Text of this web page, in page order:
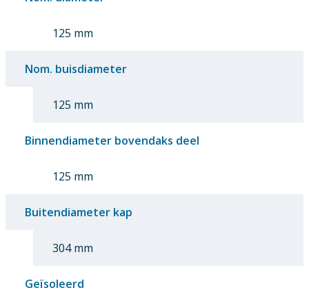
125 mm
Nom. buisdiameter
125 mm
Binnendiameter bovendaks deel
125 mm
Buitendiameter kap
304 mm
Geïsoleerd